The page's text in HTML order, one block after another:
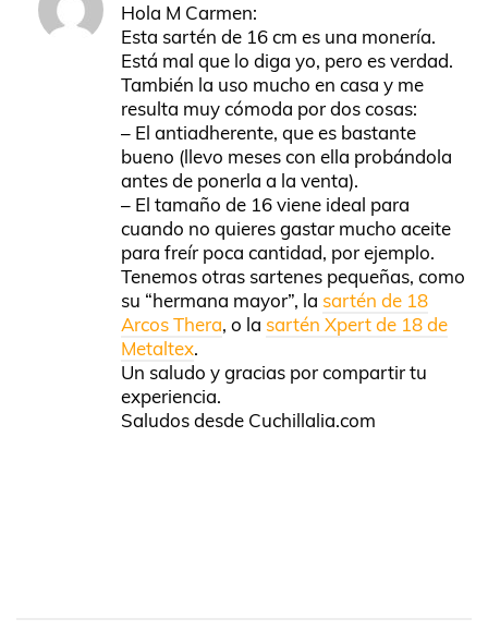
Hola M Carmen:
Esta sartén de 16 cm es una monería.
Está mal que lo diga yo, pero es verdad.
También la uso mucho en casa y me
resulta muy cómoda por dos cosas:
– El antiadherente, que es bastante
bueno (llevo meses con ella probándola
antes de ponerla a la venta).
– El tamaño de 16 viene ideal para
cuando no quieres gastar mucho aceite
para freír poca cantidad, por ejemplo.
Tenemos otras sartenes pequeñas, como
su “hermana mayor”, la sartén de 18
Arcos Thera, o la sartén Xpert de 18 de
Metaltex.
Un saludo y gracias por compartir tu
experiencia.
Saludos desde Cuchillalia.com